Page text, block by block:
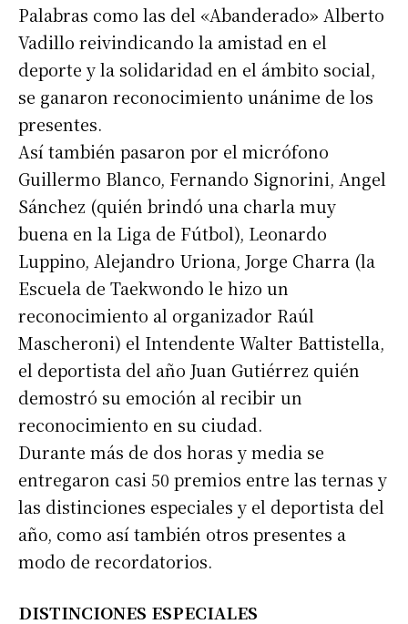
Palabras como las del «Abanderado» Alberto
Vadillo reivindicando la amistad en el
deporte y la solidaridad en el ámbito social,
se ganaron reconocimiento unánime de los
presentes.
Así también pasaron por el micrófono
Guillermo Blanco, Fernando Signorini, Angel
Sánchez (quién brindó una charla muy
buena en la Liga de Fútbol), Leonardo
Luppino, Alejandro Uriona, Jorge Charra (la
Escuela de Taekwondo le hizo un
reconocimiento al organizador Raúl
Mascheroni) el Intendente Walter Battistella,
el deportista del año Juan Gutiérrez quién
demostró su emoción al recibir un
reconocimiento en su ciudad.
Durante más de dos horas y media se
entregaron casi 50 premios entre las ternas y
las distinciones especiales y el deportista del
año, como así también otros presentes a
modo de recordatorios.
DISTINCIONES ESPECIALES